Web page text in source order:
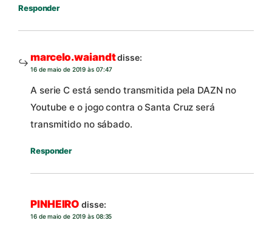
Responder
marcelo.waiandtdisse:
16 de maio de 2019 às 07:47
A serie C está sendo transmitida pela DAZN no
Youtube e o jogo contra o Santa Cruz será
transmitido no sábado.
Responder
PINHEIRO disse:
16 de maio de 2019 às 08:35